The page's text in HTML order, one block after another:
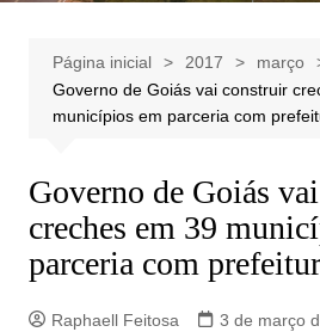
Página inicial 2017 março
Governo de Goiás vai construir
municípios em parceria com
Governo de Goiás
creches em 39
parceria com
Raphaell Feitosa
3 de março